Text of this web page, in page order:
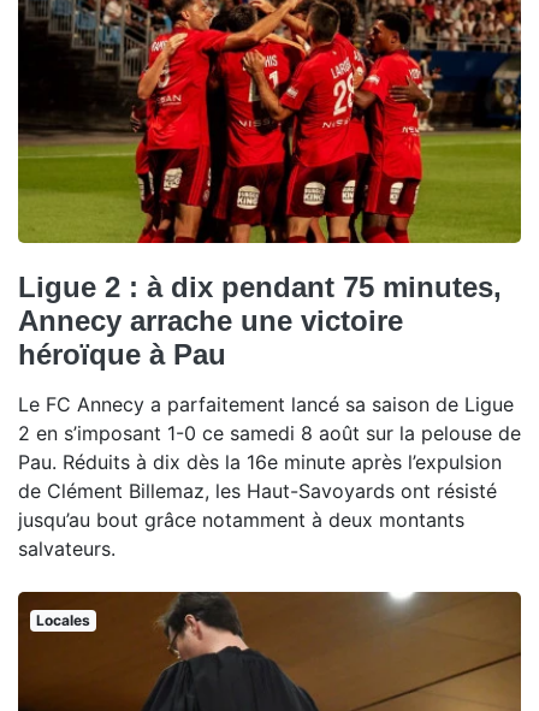
Ligue 2 : à dix pendant 75 minutes,
Annecy arrache une victoire
héroïque à Pau
Le FC Annecy a parfaitement lancé sa saison de Ligue
2 en s’imposant 1-0 ce samedi 8 août sur la pelouse de
Pau. Réduits à dix dès la 16e minute après l’expulsion
de Clément Billemaz, les Haut-Savoyards ont résisté
jusqu’au bout grâce notamment à deux montants
salvateurs.
Locales